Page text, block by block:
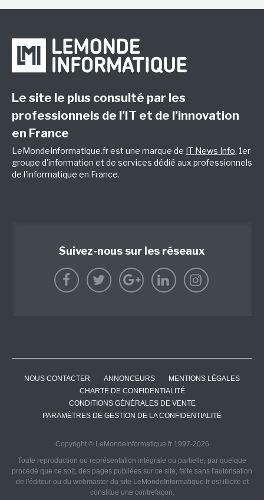
Le site le plus consulté par les
professionnels de l’IT et de l’innovation
en France
LeMondeInformatique.fr est une marque de IT News Info, 1er
groupe d'information et de services dédié aux professionnels
de l'informatique en France.
Suivez-nous sur les réseaux
NOUS CONTACTER ANNONCEURS
MENTIONS LÉGALES
CHARTE DE CONFIDENTIALITÉ
CONDITIONS GÉNÉRALES DE VENTE
PARAMÈTRES DE GESTION DE LA CONFIDENTIALITÉ
Copyright © LeMondeInformatique.fr 1997-2026
Toute reproduction ou représentation intégrale ou partielle, par quelque
procédé que ce soit, des pages publiées sur ce site, faite sans l'autorisation
de l'éditeur ou du webmaster du site LeMondeInformatique.fr est illicite et
constitue une contrefaçon.